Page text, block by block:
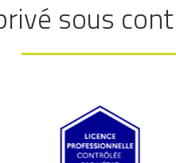
sous